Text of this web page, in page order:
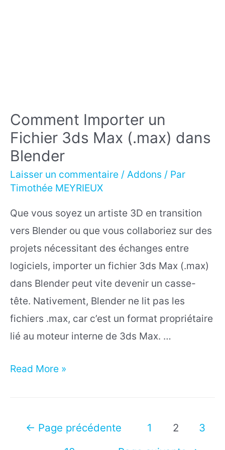
Comment Importer un
Fichier 3ds Max (.max) dans
Blender
Laisser un commentaire / Addons / Par
Timothée MEYRIEUX
Que vous soyez un artiste 3D en transition
vers Blender ou que vous collaboriez sur des
projets nécessitant des échanges entre
logiciels, importer un fichier 3ds Max (.max)
dans Blender peut vite devenir un casse-
tête. Nativement, Blender ne lit pas les
fichiers .max, car c’est un format propriétaire
lié au moteur interne de 3ds Max. …
Comment
Fichier
Read More »
Pagination
← Page précédente 1 2
3